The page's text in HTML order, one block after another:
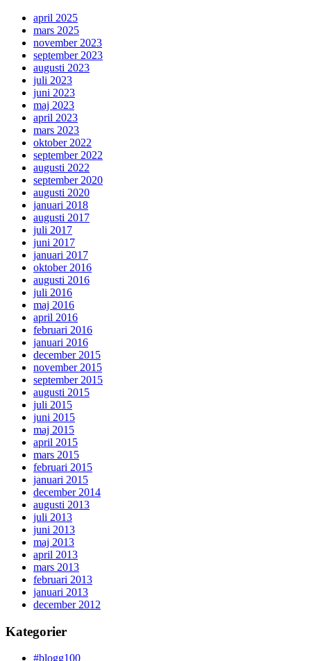
april 2025
mars 2025
november 2023
september 2023
augusti 2023
juli 2023
juni 2023
maj 2023
april 2023
mars 2023
oktober 2022
september 2022
augusti 2022
september 2020
augusti 2020
januari 2018
augusti 2017
juli 2017
juni 2017
januari 2017
oktober 2016
augusti 2016
juli 2016
maj 2016
april 2016
februari 2016
januari 2016
december 2015
november 2015
september 2015
augusti 2015
juli 2015
juni 2015
maj 2015
april 2015
mars 2015
februari 2015
januari 2015
december 2014
augusti 2013
juli 2013
juni 2013
maj 2013
april 2013
mars 2013
februari 2013
januari 2013
december 2012
Kategorier
#blogg100